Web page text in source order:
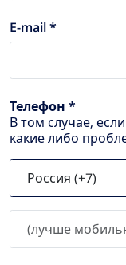
E-mail *
Телефон *
В том случае,
какие либо